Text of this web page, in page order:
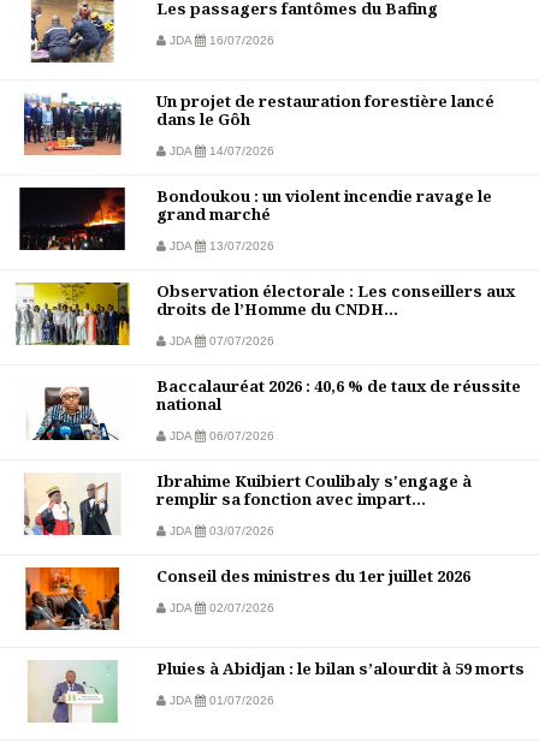
Les passagers fantômes du Bafing
JDA 16/07/2026
Un projet de restauration forestière lancé
dans le Gôh
JDA 14/07/2026
Bondoukou : un violent incendie ravage le
grand marché
JDA 13/07/2026
Observation électorale : Les conseillers aux
droits de l’Homme du CNDH...
JDA 07/07/2026
Baccalauréat 2026 : 40,6 % de taux de réussite
national
JDA 06/07/2026
Ibrahime Kuibiert Coulibaly s'engage à
remplir sa fonction avec impart...
JDA 03/07/2026
Conseil des ministres du 1er juillet 2026
JDA 02/07/2026
Pluies à Abidjan : le bilan s’alourdit à 59 morts
JDA 01/07/2026